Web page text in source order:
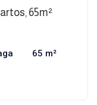
65m²
65 m²